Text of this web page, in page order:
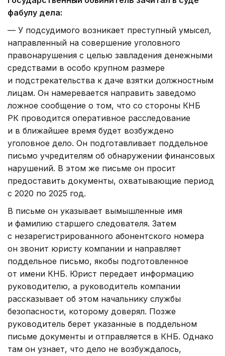
фабулу дела:
— У подсудимого возникает преступный умысел,
направленный на совершение уголовного
правонарушения с целью завладения денежными
средствами в особо крупном размере
и подстрекательства к даче взятки должностным
лицам. Он намеревается направить заведомо
ложное сообщение о том, что со стороны КНБ
РК проводится оперативное расследование
и в ближайшее время будет возбуждено
уголовное дело. Он подготавливает поддельное
письмо учредителям об обнаружении финансовых
нарушений. В этом же письме он просит
предоставить документы, охватывающие период
с 2020 по 2025 год.
В письме он указывает вымышленные имя
и фамилию старшего следователя. Затем
с незарегистрированного абонентского номера
он звонит юристу компании и направляет
поддельное письмо, якобы подготовленное
от имени КНБ. Юрист передает информацию
руководителю, а руководитель компании
рассказывает об этом начальнику службы
безопасности, которому доверял. Позже
руководитель берет указанные в поддельном
письме документы и отправляется в КНБ. Однако
там он узнает, что дело не возбуждалось,